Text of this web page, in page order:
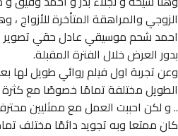
الزوجي والمراهقة المتأخرة للأزواج
احمد شحم موسيقي عادل حقي تصوير
بدور العرض خلال الفترة المقبلة.
وعن تجربة اول فيلم روائي طويل لها
الطويل مختلفة تمامًا خصوصًا مع كثرة
.. و لكن احببت العمل مع ممثليين
كان ممتعا وبه تجويد دائمًا مختلف